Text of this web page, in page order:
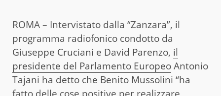
ROMA – Intervistato dalla “Zanzara”, il
programma radiofonico condotto da
Giuseppe Cruciani e David Parenzo, il
presidente del Parlamento EuropeoAntonio
Tajani ha detto che Benito Mussolini “ha